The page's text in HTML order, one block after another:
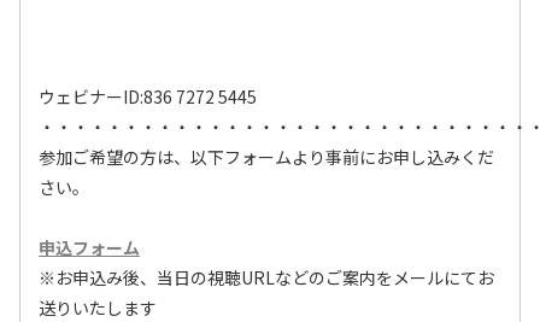
ウェビナーID:836 7272 5445
・・・・・・・・・・・・・・・・・・・・・・・・・・・・・
参加ご希望の方は、以下フォームより事前にお申し込みくだ
さい。
申込フォーム
※お申込み後、当日の視聴URLなどのご案内をメールにてお
送りいたします